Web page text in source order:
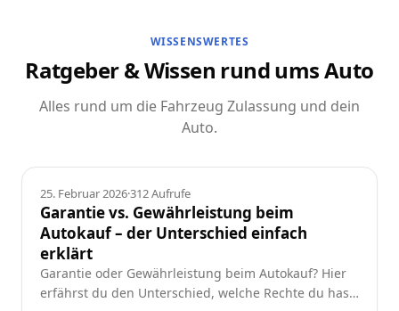
WISSENSWERTES
Ratgeber & Wissen rund ums Auto
Alles rund um die Fahrzeug Zulassung und dein
Auto.
Ratgeber
25. Februar 2026·312Aufrufe
Garantie vs. Gewährleistung beim
Autokauf – der Unterschied einfach
erklärt
Garantie oder Gewährleistung beim Autokauf? Hier
erfährst du den Unterschied, welche Rechte du hast